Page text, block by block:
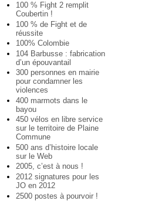
100 % Fight 2 remplit
Coubertin !
100 % de Fight et de
réussite
100% Colombie
104 Barbusse : fabrication
d’un épouvantail
300 personnes en mairie
pour condamner les
violences
400 marmots dans le
bayou
450 vélos en libre service
sur le territoire de Plaine
Commune
500 ans d’histoire locale
sur le Web
2005, c’est à nous !
2012 signatures pour les
JO en 2012
2500 postes à pourvoir !